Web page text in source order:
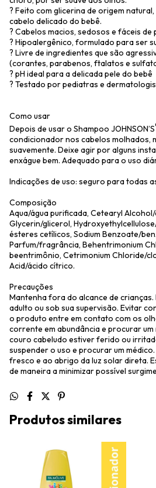
? Feito com glicerina de origem
cabelo delicado do bebê.
? Cabelos macios, sedosos e fáceis de
? Hipoalergênico, formulado para ser
? Livre de ingredientes que são
(corantes, parabenos, ftalatos e
? pH ideal para a delicada pele do bebê
? Testado por pediatras e
Como usar
Depois de usar o Shampoo JOHNSON’S
condicionador nos cabelos molhados,
suavemente. Deixe agir por alguns
enxágue bem. Adequado para o uso
Indicações de uso: seguro para todas
Composição
Aqua/água purificada, Cetearyl
Glycerin/glicerol,
ésteres cetílicos, Sodium Benzoate/
Parfum/fragrância, Behentrimonium
beentrimônio, Cetrimonium Chloride/
Acid/ácido cítrico.
Precauções
Mantenha fora do alcance de
adulto ou sob sua supervisão. Evitar
o produto entre em contato com os
corrente em abundância e procurar um
couro cabeludo estiver ferido ou
suspender o uso e procurar um
fresco e ao abrigo da luz solar direta.
de maneira a minimizar possível
Produtos similares